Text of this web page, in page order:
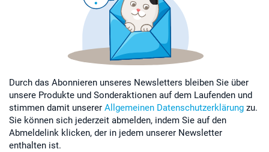
Durch das Abonnieren unseres Newsletters bleiben Sie über
unsere Produkte und Sonderaktionen auf dem Laufenden und
stimmen damit unserer Allgemeinen Datenschutzerklärung zu.
Sie können sich jederzeit abmelden, indem Sie auf den
Abmeldelink klicken, der in jedem unserer Newsletter
enthalten ist.